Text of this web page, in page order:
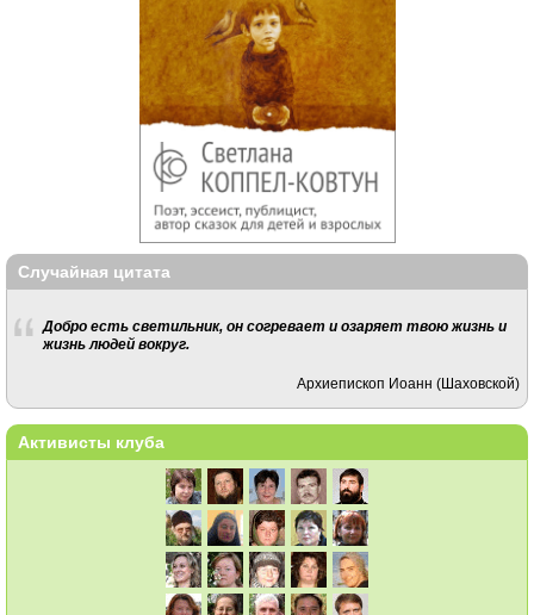
Случайная цитата
Добро есть светильник, он согревает и озаряет твою жизнь и
жизнь людей вокруг.
Архиепископ Иоанн (Шаховской)
Активисты клуба